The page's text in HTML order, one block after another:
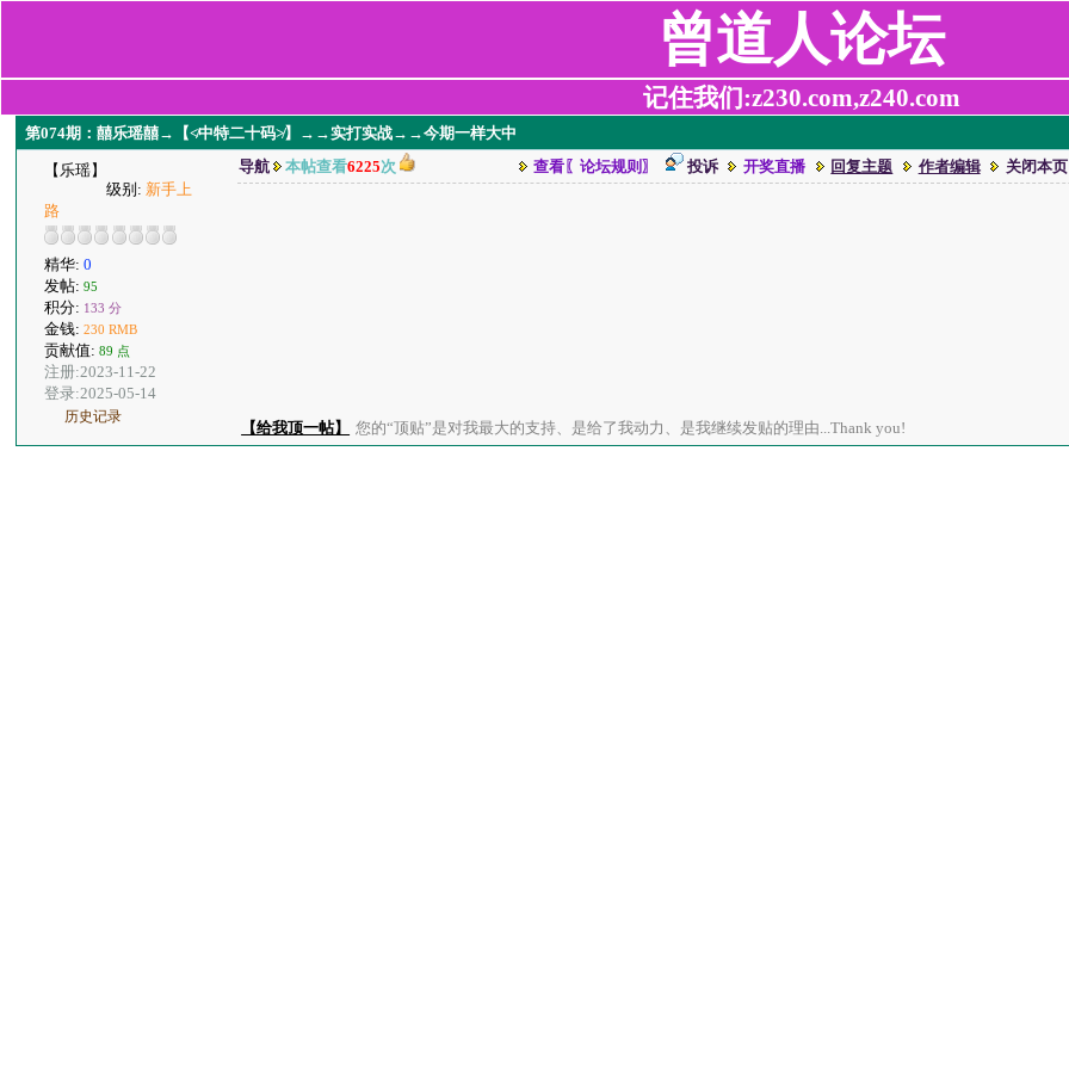
曾道人论坛
记住我们:z230.com,z240.com
第074期：囍乐瑶囍→【≮中特二十码≯】→→实打实战→→今期一样大中
【乐瑶】
级别: 新手上
路
精华:0
发帖:95
积分: 133 分
金钱:230 RMB
贡献值:89 点
注册:2023-11-22
登录:2025-05-14
历史记录
导航 本帖查看6225次 查看〖论坛规则〗 投诉 开奖直播 回复主题 作者编辑 关闭本页
【给我顶一帖】 您的“顶贴”是对我最大的支持、是给了我动力、是我继续发贴的理由...Thank you!